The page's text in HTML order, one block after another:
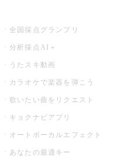
全国採点グランプリ
分析採点AI＋
うたスキ動画
カラオケで楽器を弾こう
歌いたい曲をリクエスト
キョクナビアプリ
オートボーカルエフェクト
あなたの最適キー